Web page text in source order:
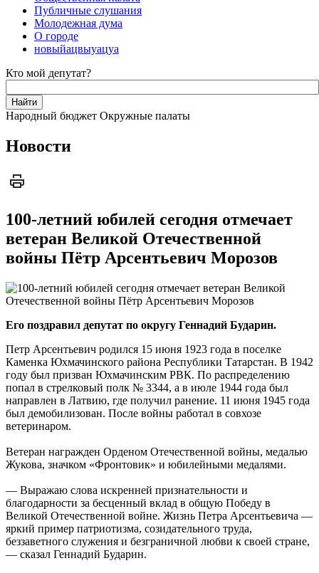
Публичные слушания
Молодежная дума
О городе
новыйацвыуацуа
Кто мой депутат?
Народный бюджет Окружные палаты
Новости
100-летний юбилей сегодня отмечает
ветеран Великой Отечественной
войны Пётр Арсентьевич Морозов
Его поздравил депутат по округу Геннадий Бударин.
Петр Арсентьевич родился 15 июня 1923 года в поселке
Каменка Юхмачинского района Республики Татарстан. В 1942
году был призван Юхмачинским РВК. По распределению
попал в стрелковый полк № 3344, а в июле 1944 года был
направлен в Латвию, где получил ранение. 11 июня 1945 года
был демобилизован. После войны работал в совхозе
ветеринаром.
Ветеран награжден Орденом Отечественной войны, медалью
Жукова, значком «Фронтовик» и юбилейными медалями.
— Выражаю слова искренней признательности и
благодарности за бесценный вклад в общую Победу в
Великой Отечественной войне. Жизнь Петра Арсентьевича —
яркий пример патриотизма, созидательного труда,
беззаветного служения и безграничной любви к своей стране,
— сказал Геннадий Бударин.